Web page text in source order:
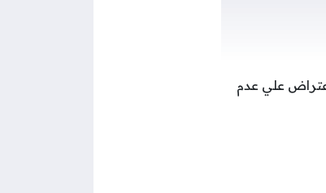
علي عدم